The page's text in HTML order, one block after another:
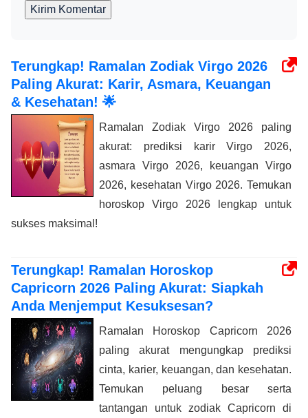
Kirim Komentar
Terungkap! Ramalan Zodiak Virgo 2026
Paling Akurat: Karir, Asmara, Keuangan
& Kesehatan! 🌟
Ramalan Zodiak Virgo 2026 paling
akurat: prediksi karir Virgo 2026,
asmara Virgo 2026, keuangan Virgo
2026, kesehatan Virgo 2026. Temukan
horoskop Virgo 2026 lengkap untuk
sukses maksimal!
Terungkap! Ramalan Horoskop
Capricorn 2026 Paling Akurat: Siapkah
Anda Menjemput Kesuksesan?
Ramalan Horoskop Capricorn 2026
paling akurat mengungkap prediksi
cinta, karier, keuangan, dan kesehatan.
Temukan peluang besar serta
tantangan untuk zodiak Capricorn di